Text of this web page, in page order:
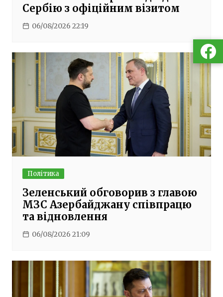
Сербію з офіційним візитом
06/08/2026 22:19
Політика
Зеленський обговорив з главою
МЗС Азербайджану співпрацю
та відновлення
06/08/2026 21:09